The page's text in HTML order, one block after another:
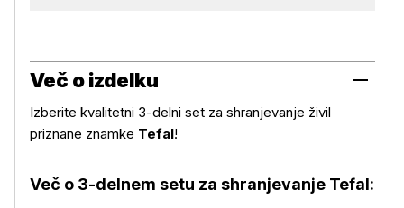
Več o izdelku
Izberite kvalitetni 3-delni set za shranjevanje živil
priznane znamke Tefal!
Več o 3-delnem setu za shranjevanje Tefal: